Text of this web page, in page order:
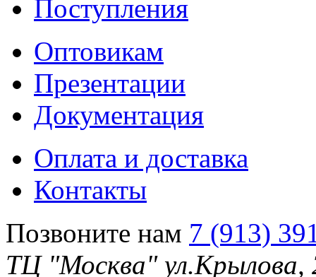
Поступления
Оптовикам
Презентации
Документация
Оплата и доставка
Контакты
Позвоните нам 7 (913)
ТЦ "Москва"